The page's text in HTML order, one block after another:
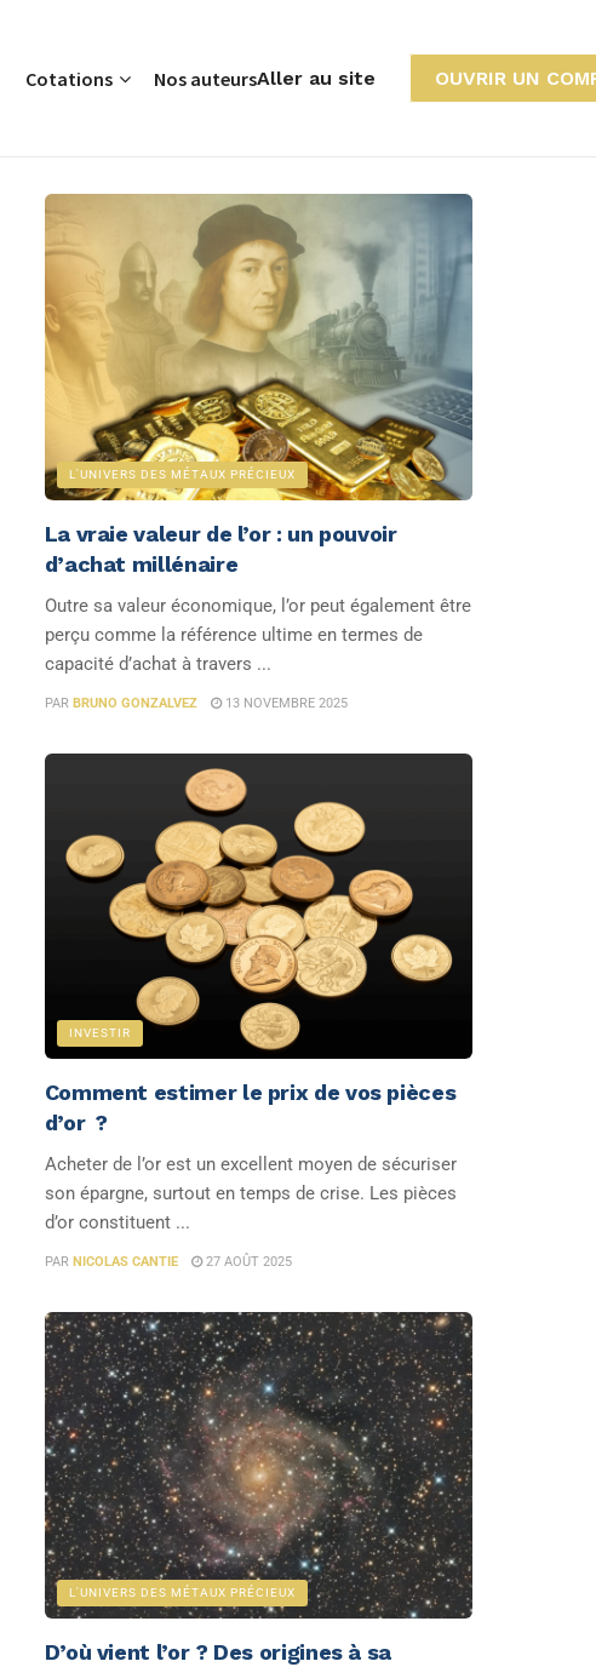
Cotations Nos auteursAller au site OUVRIR UN
L'UNIVERS DES MÉTAUX PRÉCIEUX
La vraie valeur de l’or : un pouvoir
d’achat millénaire
Outre sa valeur économique, l’or peut également être
perçu comme la référence ultime en termes de
capacité d’achat à travers ...
PAR BRUNO GONZALVEZ 13 NOVEMBRE 2025
INVESTIR
Comment estimer le prix de vos pièces
d’or ?
Acheter de l’or est un excellent moyen de sécuriser
son épargne, surtout en temps de crise. Les pièces
d’or constituent ...
PAR NICOLAS CANTIE 27 AOÛT 2025
L'UNIVERS DES MÉTAUX PRÉCIEUX
D’où vient l’or ? Des origines à sa